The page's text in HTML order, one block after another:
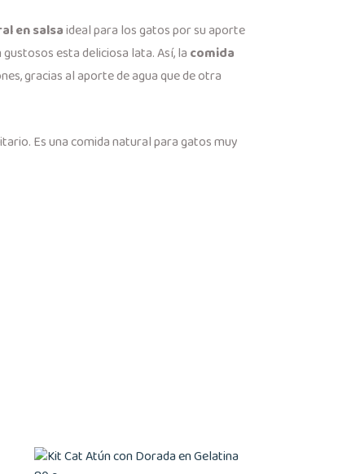
en salsaideal para los gatos por su aporte
esta deliciosa lata. Así, lacomida
gracias al aporte de agua que de otra
Es una comida natural para gatos muy